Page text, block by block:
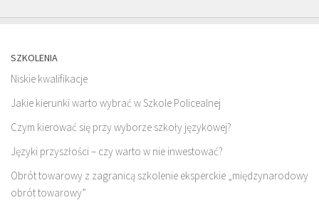
SZKOLENIA
Niskie kwalifikacje
Jakie kierunki warto wybrać w Szkole Policealnej
Czym kierować się przy wyborze szkoły językowej?
Języki przyszłości – czy warto w nie inwestować?
Obrót towarowy z zagranicą szkolenie eksperckie „międzynarodowy
obrót towarowy”